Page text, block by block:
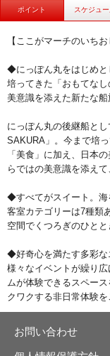
ポイント スケジュ
【ここがマーチのいちお
◆にっぽん丸をはじめと
培ってきた「おもてな
美意識を添えた新たな
にっぽん丸の後継船と
SAKURA」。今まで培
「美食」に加え、日本
らではの美意識を添え
◆すべてがスイート。海
客室カテゴリーは7種類
空間でくつろぎのひとと
◆好奇心を満たす多彩な
様々なイベントが繰り
ムが体験できるスペー
クワクする非日常体験を
お問い合わせ